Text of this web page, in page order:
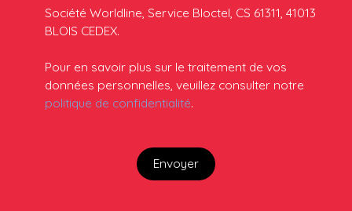
Société Worldline, Service Bloctel, CS 61311, 41013
BLOIS CEDEX.
Pour en savoir plus sur le traitement de vos
données personnelles, veuillez consulter notre
politique de confidentialité.
Envoyer